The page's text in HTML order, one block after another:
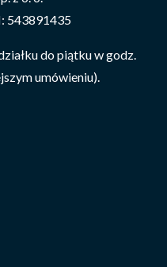
543891435
do piątku w godz.
umówieniu).